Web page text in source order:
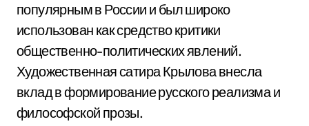
популярным в России и был широко
использован как средство критики
общественно-политических явлений.
Художественная сатира Крылова внесла
вклад в формирование русского реализма и
философской прозы.